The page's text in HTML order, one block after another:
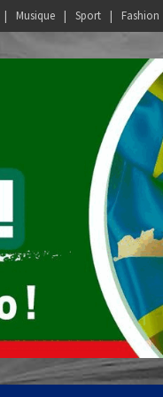
Musique Sport Fashion